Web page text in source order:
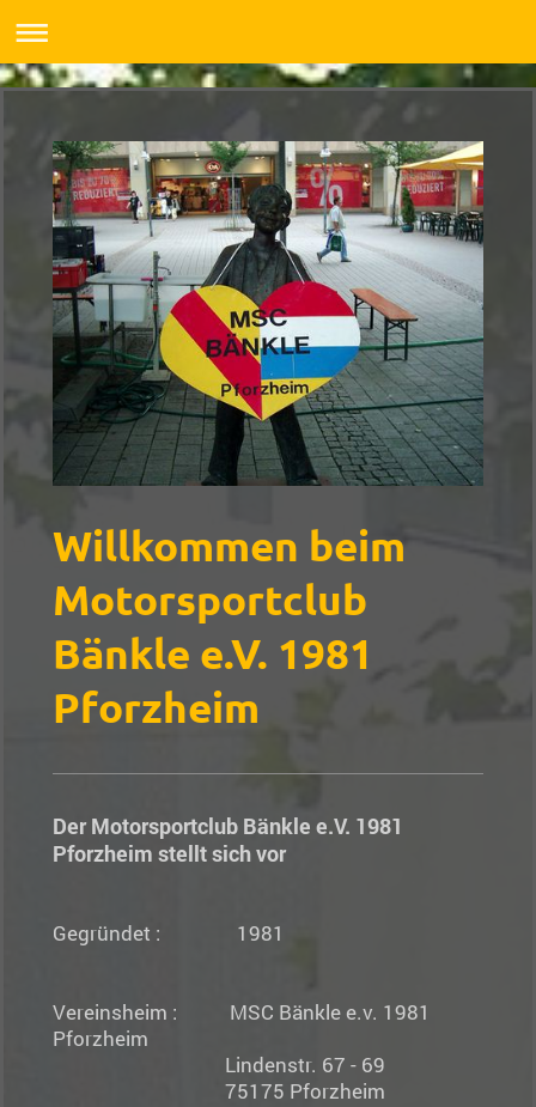
Willkommen beim
Motorsportclub
Bänkle e.V. 1981
Pforzheim
Der Motorsportclub Bänkle e.V. 1981
Pforzheim stellt sich vor
Gegründet : 1981
Vereinsheim : MSC Bänkle e.v. 1981
Pforzheim
Lindenstr. 67 - 69
75175 Pforzheim